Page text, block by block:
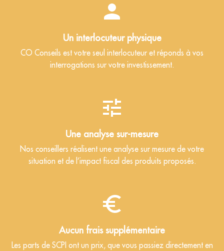
Un interlocuteur physique
CO Conseils est votre seul interlocuteur et réponds à vos
interrogations sur votre investissement.
Une analyse sur-mesure
Nos conseillers réalisent une analyse sur mesure de votre
situation et de l’impact fiscal des produits proposés.
Aucun frais supplémentaire
Les parts de SCPI ont un prix, que vous passiez directement en